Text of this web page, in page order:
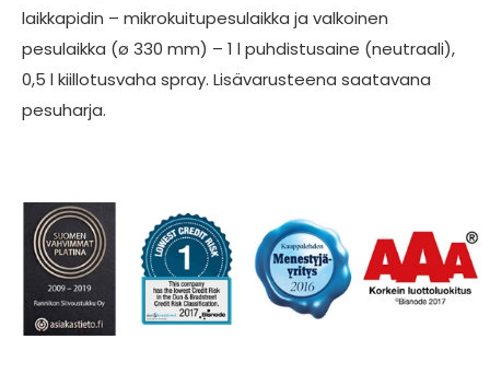
laikkapidin – mikrokuitupesulaikka ja valkoinen
pesulaikka (ø 330 mm) – 1 l puhdistusaine (neutraali),
0,5 l kiillotusvaha spray. Lisävarusteena saatavana
pesuharja.